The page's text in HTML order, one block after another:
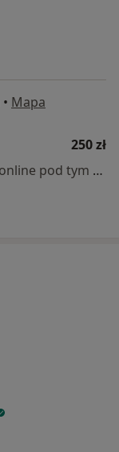
• Mapa
250 zł
Specjalista nie oferuje umawiania online pod tym adresem.